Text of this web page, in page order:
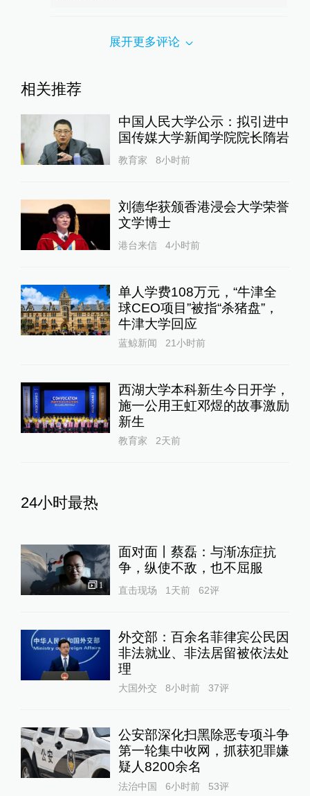
展开更多评论
相关推荐
中国人民大学公示：拟引进中
国传媒大学新闻学院院长隋岩
教育家 8小时前
刘德华获颁香港浸会大学荣誉
文学博士
港台来信 4小时前
单人学费108万元，“牛津全
球CEO项目”被指“杀猪盘”，
牛津大学回应
蓝鲸新闻 21小时前
西湖大学本科新生今日开学，
施一公用王虹邓煜的故事激励
新生
教育家 2天前
24小时最热
1
面对面丨蔡磊：与渐冻症抗
争，纵使不敌，也不屈服
直击现场 1天前 62评
外交部：百余名菲律宾公民因
非法就业、非法居留被依法处
理
大国外交 8小时前 37评
公安部深化扫黑除恶专项斗争
第一轮集中收网，抓获犯罪嫌
疑人8200余名
法治中国 6小时前 53评